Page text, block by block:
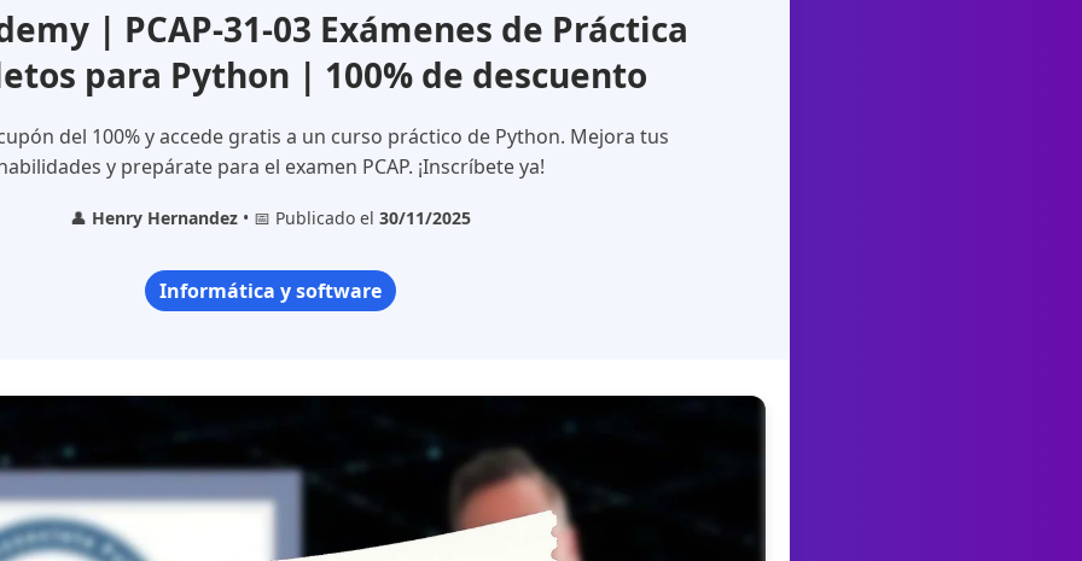
| PCAP-31-03 Exámenes de Práctica
para Python | 100% de descuento
del 100% y accede gratis a un curso práctico de Python. Mejora tus
y prepárate para el examen PCAP. ¡Inscríbete ya!
👤 Henry Hernandez • 📅 Publicado el 30/11/2025
Informática y software